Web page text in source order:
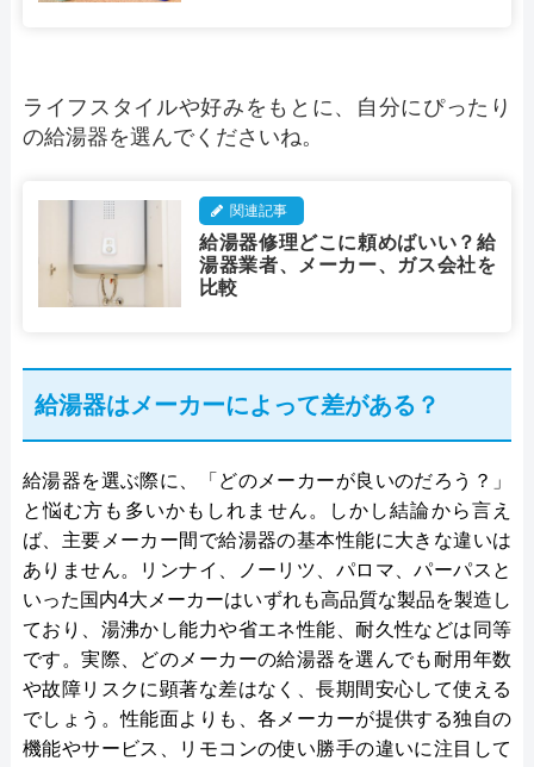
ライフスタイルや好みをもとに、自分にぴったり
の給湯器を選んでくださいね。
関連記事
給湯器修理どこに頼めばいい？給
湯器業者、メーカー、ガス会社を
比較
給湯器はメーカーによって差がある？
給湯器を選ぶ際に、「どのメーカーが良いのだろう？」
と悩む方も多いかもしれません。しかし結論から言え
ば、主要メーカー間で給湯器の基本性能に大きな違いは
ありません。リンナイ、ノーリツ、パロマ、パーパスと
いった国内4大メーカーはいずれも高品質な製品を製造し
ており、湯沸かし能力や省エネ性能、耐久性などは同等
です。実際、どのメーカーの給湯器を選んでも耐用年数
や故障リスクに顕著な差はなく、長期間安心して使える
でしょう。性能面よりも、各メーカーが提供する独自の
機能やサービス、リモコンの使い勝手の違いに注目して